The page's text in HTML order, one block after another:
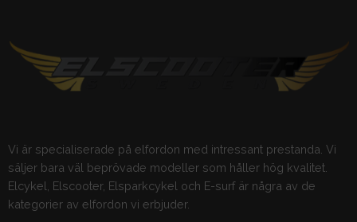
Vi är specialiserade på elfordon med intressant prestanda. Vi
säljer bara väl beprövade modeller som håller hög kvalitet.
Elcykel, Elscooter, Elsparkcykel och E-surf är några av de
kategorier av elfordon vi erbjuder.